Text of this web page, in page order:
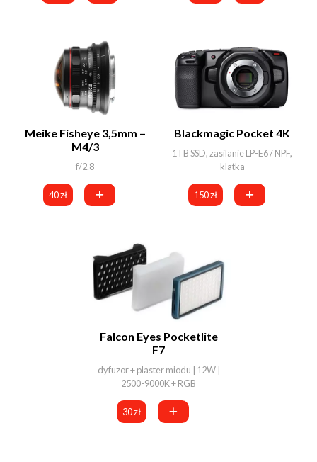
Meike Fisheye 3,5mm –
M4/3
f/2.8
40 zł
Blackmagic Pocket 4K
1TB SSD, zasilanie LP-E6 / NPF,
klatka
150 zł
Falcon Eyes Pocketlite
F7
dyfuzor + plaster miodu | 12W |
2500-9000K + RGB
30 zł